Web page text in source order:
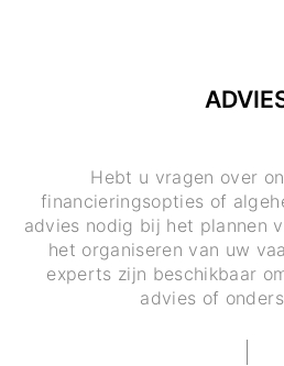
Hebt u vragen over
financieringsopties of
advies nodig bij het plannen
het organiseren van uw
experts zijn beschikbaar
advies of